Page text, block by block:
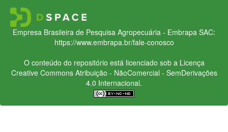
Empresa Brasileira de Pesquisa Agropecuária - Embrapa SAC:
https://www.embrapa.br/fale-conosco
O conteúdo do repositório está licenciado sob a Licença
Creative CommonsAtribuição - NãoComercial - SemDerivações
4.0 Internacional.